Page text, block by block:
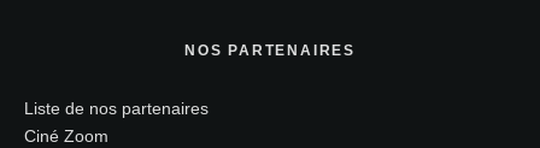
NOS PARTENAIRES
Liste de nos partenaires
Ciné Zoom